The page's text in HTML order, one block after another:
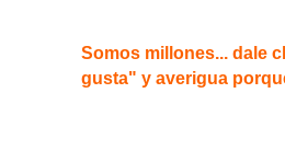
Somos millones... dale
gusta" y averigua